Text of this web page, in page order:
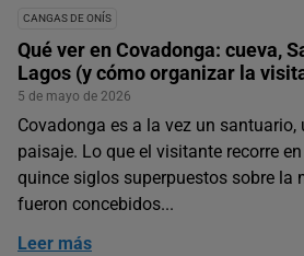
CANGAS DE ONÍS
Qué ver en Covadonga: cueva,
Lagos (y cómo organizar la
5 de mayo de 2026
Covadonga es a la vez un
paisaje. Lo que el visitante recorre
quince siglos superpuestos sobre la
fueron concebidos...
Leer más